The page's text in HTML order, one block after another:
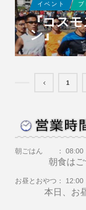
イベント
『コス
ン』
1
朝ごはん ： 08:00
朝食は
お昼とおやつ： 12:00
本日、お